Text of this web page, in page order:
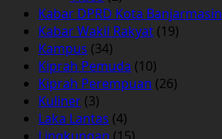
Kabar DPRD Kota Banjarmasin
Kabar Wakil Rakyat (19)
Kampus (34)
Kiprah Pemuda (10)
Kiprah Perempuan (26)
Kuliner (3)
Laka Lantas (4)